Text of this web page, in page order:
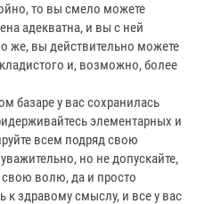
то вы смело можете
адекватна, и вы с ней
же, вы действительно можете
и, возможно, более
базаре у вас сохранилась
элементарных и
всем подряд свою
но не допускайте,
волю, да и просто
к здравому смыслу, и все у вас